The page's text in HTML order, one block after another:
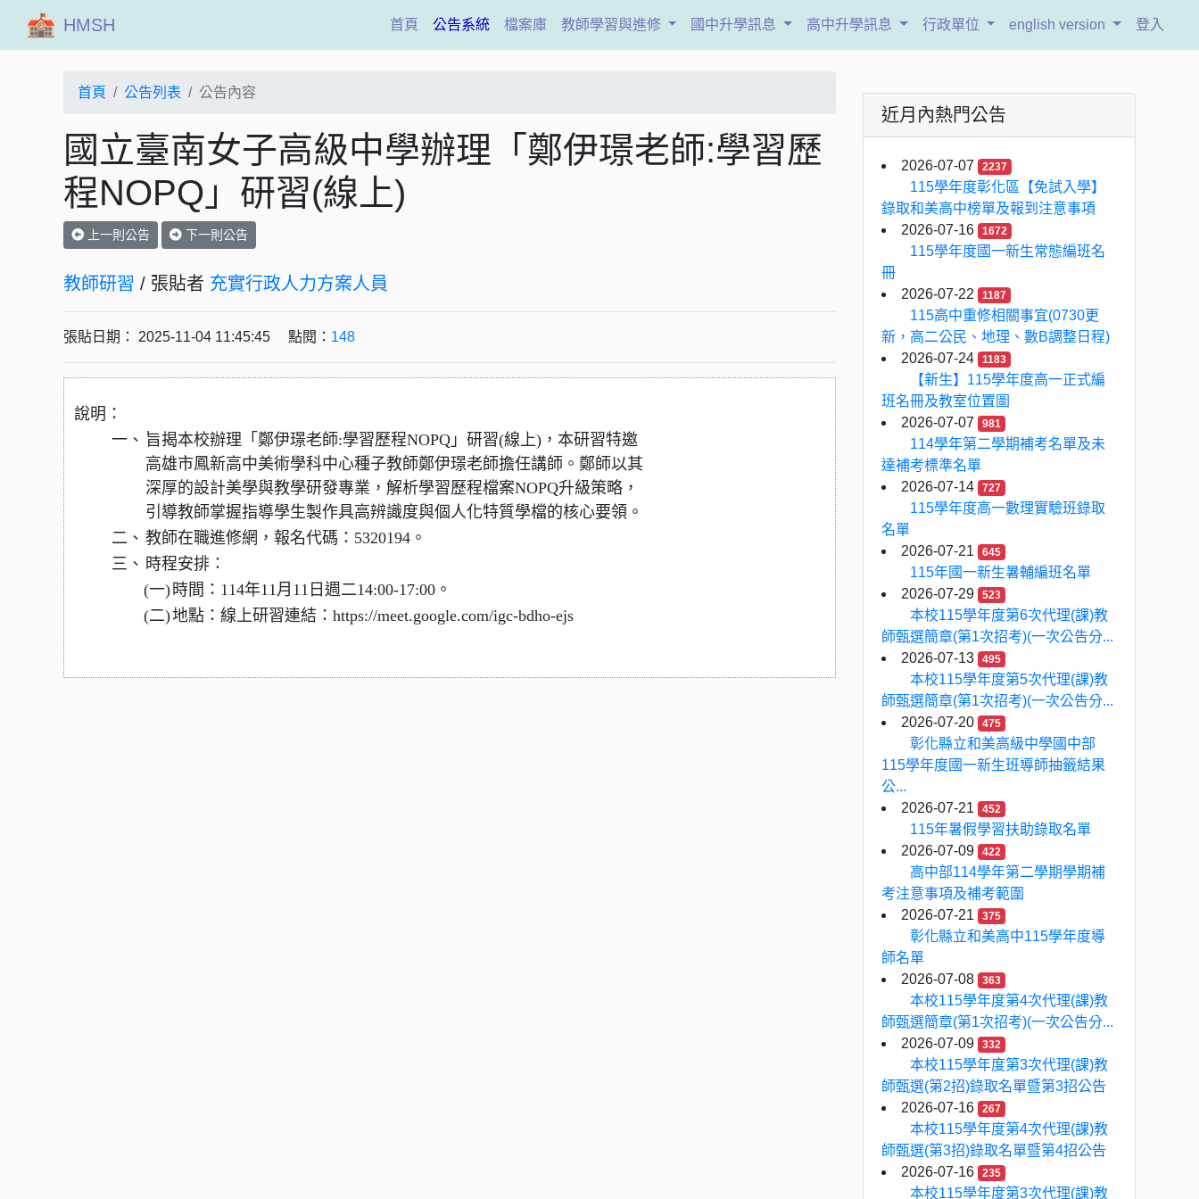
HMSH 首頁(current)
公告系統 檔案庫 教師學習與進修 國中升學訊息 高中升學訊息 行政單位 english version 登入
首頁 公告列表 公告內容
國立臺南女子高級中學辦理「鄭伊璟老師:學習歷
程NOPQ」研習(線上)
上一則公告 下一則公告
教師研習 / 張貼者 充實行政人力方案人員
張貼日期： 2025-11-04 11:45:45 點閱： 148
說明：
一、 旨揭本校辦理「鄭伊璟老師:學習歷程NOPQ」研習(線上)，本研習特邀
高雄市鳳新高中美術學科中心種子教師鄭伊璟老師擔任講師。鄭師以其
深厚的設計美學與教學研發專業，解析學習歷程檔案NOPQ升級策略，
引導教師掌握指導學生製作具高辨識度與個人化特質學檔的核心要領。
二、 教師在職進修網，報名代碼：5320194。
三、 時程安排：
(一)時間：114年11月11日週二14:00-17:00。
(二)地點：線上研習連結：https://meet.google.com/igc-bdho-ejs
近月內熱門公告
2026-07-07 2237
115學年度彰化區【免試入學】
錄取和美高中榜單及報到注意事項
2026-07-16
1672
115學年度國一新生常態編班名
冊
2026-07-22
1187
115高中重修相關事宜(0730更
新，高二公民、地理、數B調整日程)
2026-07-24
1183
【新生】115學年度高一正式編
班名冊及教室位置圖
2026-07-07
981
114學年第二學期補考名單及未
達補考標準名單
2026-07-14
727
115學年度高一數理實驗班錄取
名單
2026-07-21
645
115年國一新生暑輔編班名單
2026-07-29
523
本校115學年度第6次代理(課)教
師甄選簡章(第1次招考)(一次公告分...
2026-07-13
495
本校115學年度第5次代理(課)教
師甄選簡章(第1次招考)(一次公告分...
2026-07-20
475
彰化縣立和美高級中學國中部
115學年度國一新生班導師抽籤結果
公...
2026-07-21
452
115年暑假學習扶助錄取名單
2026-07-09
422
高中部114學年第二學期學期補
考注意事項及補考範圍
2026-07-21
375
彰化縣立和美高中115學年度導
師名單
2026-07-08
363
本校115學年度第4次代理(課)教
師甄選簡章(第1次招考)(一次公告分...
2026-07-09
332
本校115學年度第3次代理(課)教
師甄選(第2招)錄取名單暨第3招公告
2026-07-16
267
本校115學年度第4次代理(課)教
師甄選(第3招)錄取名單暨第4招公告
2026-07-16
235
本校115學年度第3次代理(課)教